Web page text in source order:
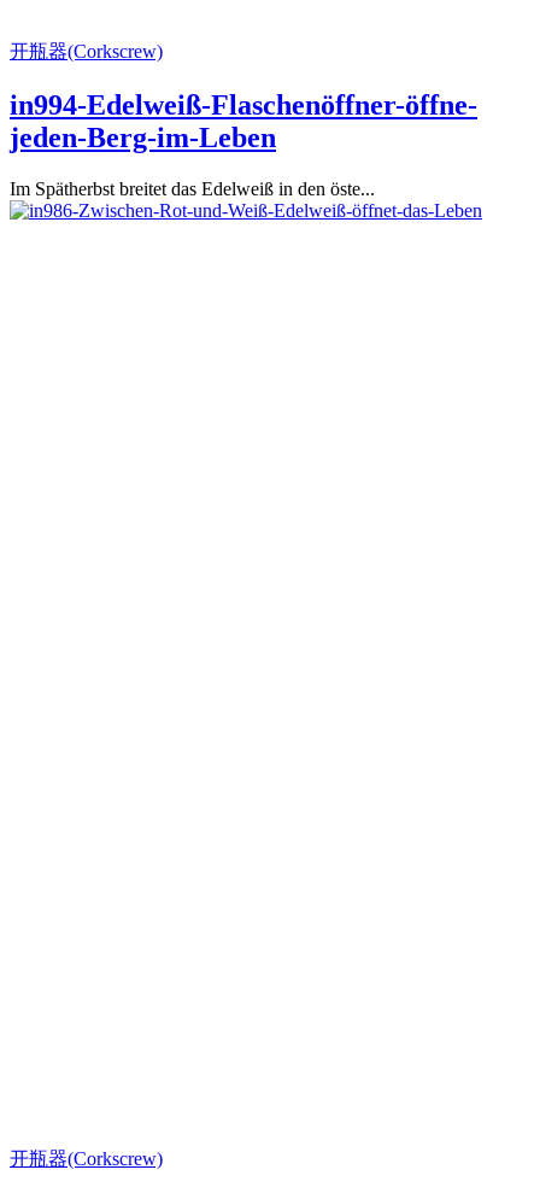
开瓶器(Corkscrew)
in994-Edelweiß-Flaschenöffner-öffne-
jeden-Berg-im-Leben
Im Spätherbst breitet das Edelweiß in den öste...
开瓶器(Corkscrew)